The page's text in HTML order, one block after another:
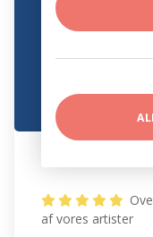
af vores artister